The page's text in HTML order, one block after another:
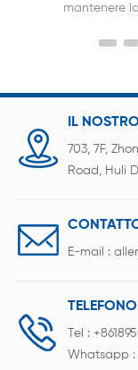
mantenere
batteria
IL
703, 7F,
Road, Huli
E-mail :
Tel :
Whatsapp :